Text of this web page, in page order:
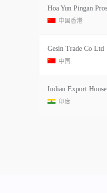
中国香港
Gesin Trade Co Ltd
中国
Indian Export House
印度